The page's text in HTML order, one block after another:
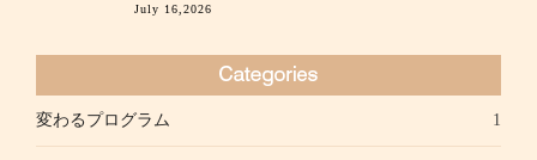
July 16,2026
変わるプログラム 1